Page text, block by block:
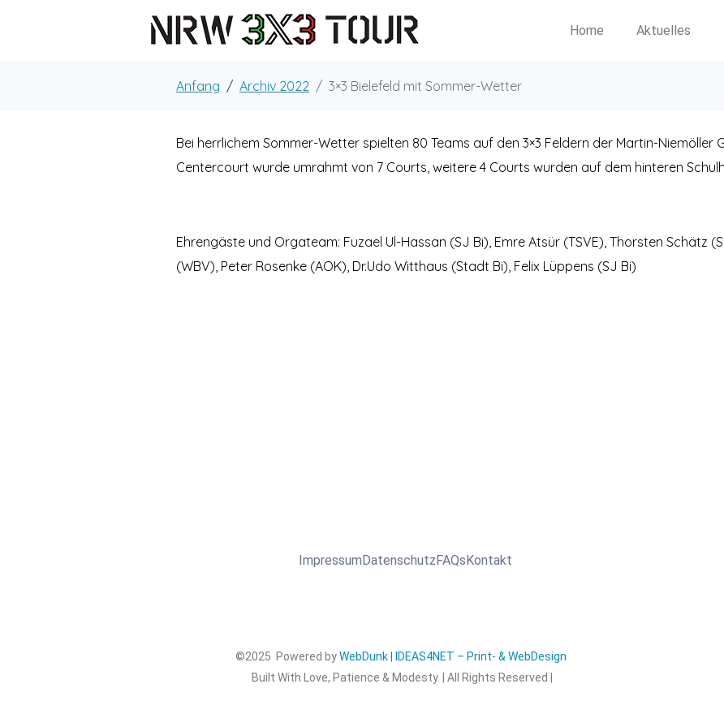
Home Aktuelles
Anfang Archiv 2022 3×3 Bielefeld mit Sommer-Wetter
Bei herrlichem Sommer-Wetter spielten 80 Teams auf den 3×3 Feldern der Martin-Niemöller
Centercourt wurde umrahmt von 7 Courts, weitere 4 Courts wurden auf dem hinteren
Ehrengäste und Orgateam: Fuzael Ul-Hassan (SJ Bi), Emre Atsür (TSVE), Thorsten Schätz
(WBV), Peter Rosenke (AOK), Dr.Udo Witthaus (Stadt Bi), Felix Lüppens (SJ Bi)
ImpressumDatenschutzFAQsKontakt
©2025 Powered byWebDunk | IDEAS4NET – Print- & WebDesign
Built With Love, Patience & Modesty. | All Rights Reserved |